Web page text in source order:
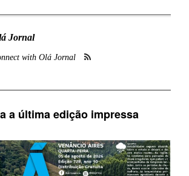
Jornal
with Olá Jornal
a última edição impressa